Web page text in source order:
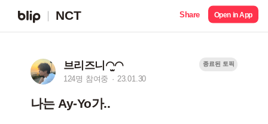
NCT Share Open in App
브리즈니◠̫◠
124명 참여중 23.01.30
종료된 토픽
나는 Ay-Yo가..